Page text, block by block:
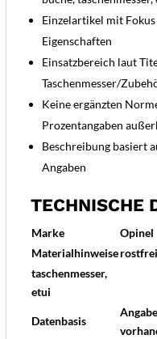
Einzelartikel mit
Eigenschaften
Einsatzbereich laut
Taschenmesser/
Keine ergänzten
Prozentangaben
Beschreibung basiert
Angaben
TECHNISCHE
Marke
Opinel
Materialhinweise
taschenmesser,
etui
Datenbasis